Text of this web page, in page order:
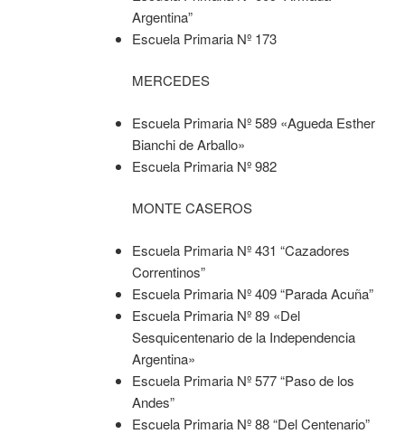
Argentina”
Escuela Primaria Nº 173
MERCEDES
Escuela Primaria Nº 589 «Agueda Esther
Bianchi de Arballo»
Escuela Primaria Nº 982
MONTE CASEROS
Escuela Primaria Nº 431 “Cazadores
Correntinos”
Escuela Primaria Nº 409 “Parada Acuña”
Escuela Primaria Nº 89 «Del
Sesquicentenario de la Independencia
Argentina»
Escuela Primaria Nº 577 “Paso de los
Andes”
Escuela Primaria Nº 88 “Del Centenario”